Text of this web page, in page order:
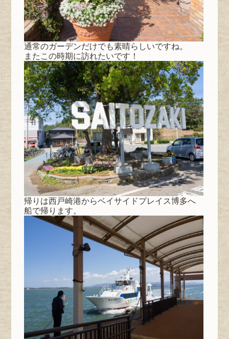
通常のガーデンだけでも素晴らしいですね。
またこの時期に訪れたいです！
帰りは西戸崎港からベイサイドプレイス博多へ
船で帰ります。